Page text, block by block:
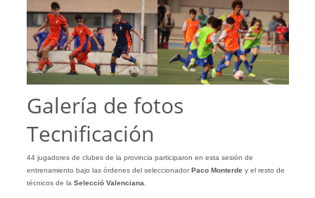
Galería de fotos
Tecnificación
44 jugadores de clubes de la provincia participaron en esta sesión de
entrenamiento bajo las órdenes del seleccionadorPaco Monterdey el resto de
técnicos de la Selecció Valenciana